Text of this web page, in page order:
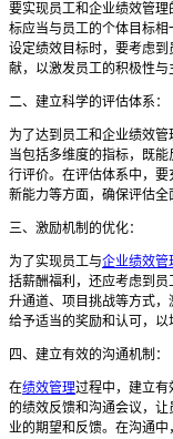
要实现员工和企业绩效管
标应当与员工的个体目标
设定绩效目标时，要考虑
献，以激发员工的积极性与
二、建立科学的评估体系：
为了达到员工和企业绩效
当包括多维度的指标，既
行评价。在评估体系中，
新能力等方面，确保评估全
三、激励机制的优化：
为了实现员工与企业绩效管
括薪酬福利，还应考虑到
升通道、项目挑战等方式
给予适当的奖励和认可，以
四、建立有效的沟通机制：
在绩效管理过程中，建立有
的绩效反馈和沟通会议，
业的期望和反馈。在沟通